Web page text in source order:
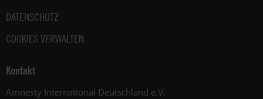
DATENSCHUTZ
COOKIES VERWALTEN
Kontakt
Amnesty International Deutschland e.V.